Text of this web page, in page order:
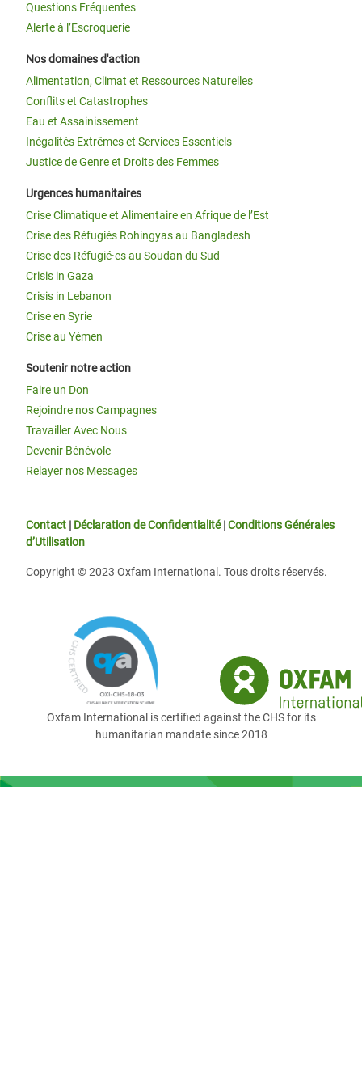
Questions Fréquentes
Alerte à l’Escroquerie
Nos domaines d'action
Alimentation, Climat et Ressources Naturelles
Conflits et Catastrophes
Eau et Assainissement
Inégalités Extrêmes et Services Essentiels
Justice de Genre et Droits des Femmes
Urgences humanitaires
Crise Climatique et Alimentaire en Afrique de l’Est
Crise des Réfugiés Rohingyas au Bangladesh
Crise des Réfugié·es au Soudan du Sud
Crisis in Gaza
Crisis in Lebanon
Crise en Syrie
Crise au Yémen
Soutenir notre action
Faire un Don
Rejoindre nos Campagnes
Travailler Avec Nous
Devenir Bénévole
Relayer nos Messages
Contact | Déclaration de Confidentialité|Conditions Générales
d’Utilisation
Copyright © 2023 Oxfam International. Tous droits réservés.
Oxfam International is certified against the CHS for its
humanitarian mandate since 2018